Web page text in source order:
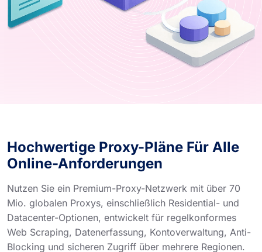
Hochwertige Proxy-Pläne Für Alle
Online-Anforderungen
Nutzen Sie ein Premium-Proxy-Netzwerk mit über 70
Mio. globalen Proxys, einschließlich Residential- und
Datacenter-Optionen, entwickelt für regelkonformes
Web Scraping, Datenerfassung, Kontoverwaltung, Anti-
Blocking und sicheren Zugriff über mehrere Regionen.